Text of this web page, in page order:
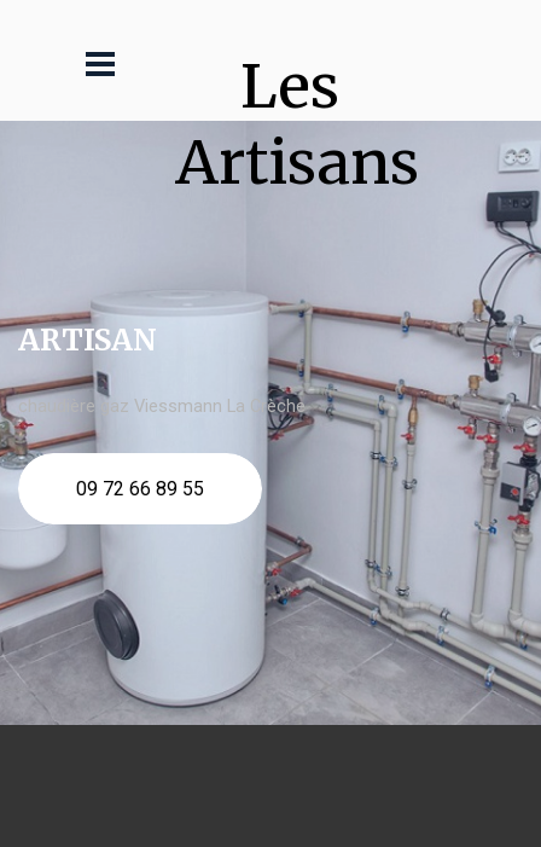
Les
Artisans
ARTISAN
chaudière gaz Viessmann La Crèche
09 72 66 89 55